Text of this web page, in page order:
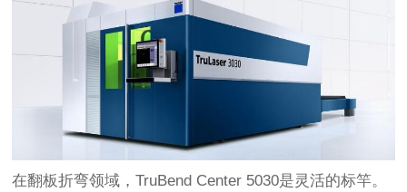
在翻板折弯领域，TruBend Center 5030是灵活的标竿。